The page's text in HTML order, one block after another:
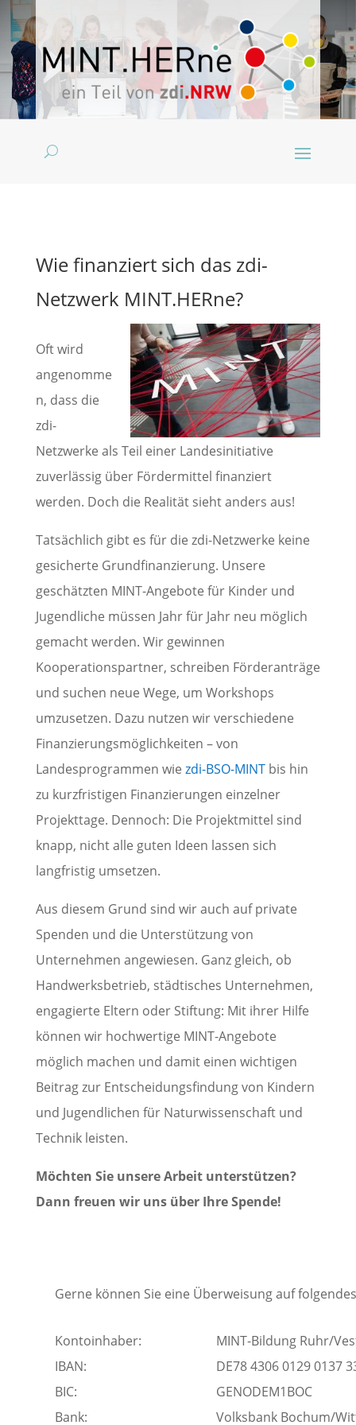
Wie finanziert sich das zdi-
Netzwerk MINT.HERne?
Oft wird
angenomme
n, dass die
zdi-
Netzwerke als Teil einer Landesinitiative
zuverlässig über Fördermittel finanziert
werden. Doch die Realität sieht anders aus!
Tatsächlich gibt es für die zdi-Netzwerke keine
gesicherte Grundfinanzierung. Unsere
geschätzten MINT-Angebote für Kinder und
Jugendliche müssen Jahr für Jahr neu möglich
gemacht werden. Wir gewinnen
Kooperationspartner, schreiben Förderanträge
und suchen neue Wege, um Workshops
umzusetzen. Dazu nutzen wir verschiedene
Finanzierungsmöglichkeiten – von
Landesprogrammen wie zdi-BSO-MINTbis hin
zu kurzfristigen Finanzierungen einzelner
Projekttage. Dennoch: Die Projektmittel sind
knapp, nicht alle guten Ideen lassen sich
langfristig umsetzen.
Aus diesem Grund sind wir auch auf private
Spenden und die Unterstützung von
Unternehmen angewiesen. Ganz gleich, ob
Handwerksbetrieb, städtisches Unternehmen,
engagierte Eltern oder Stiftung: Mit ihrer Hilfe
können wir hochwertige MINT-Angebote
möglich machen und damit einen wichtigen
Beitrag zur Entscheidungsfindung von Kindern
und Jugendlichen für Naturwissenschaft und
Technik leisten.
Möchten Sie unsere Arbeit unterstützen?
Dann freuen wir uns über Ihre Spende!
Gerne können Sie eine Überweisung auf
Kontoinhaber:
IBAN:
BIC:
Bank:
MINT-Bildung Ruhr/
DE78 4306 0129 0137
GENODEM1BOC
Volksbank Bochum/